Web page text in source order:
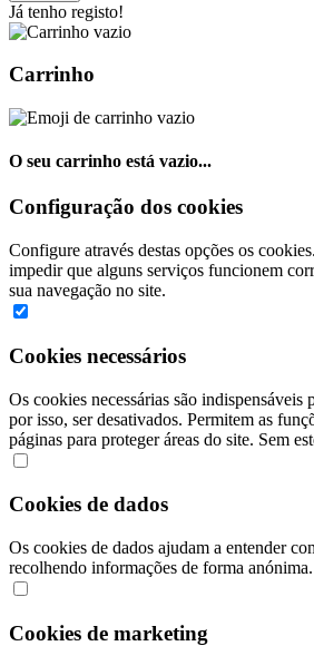
Já tenho registo!
Carrinho
O seu carrinho está vazio...
Configuração dos cookies
Configure através destas opções os
impedir que alguns serviços funcionem
sua navegação no site.
Cookies necessários
Os cookies necessárias são
por isso, ser desativados. Permitem as
páginas para proteger áreas do site. Sem
Cookies de dados
Os cookies de dados ajudam a entender
recolhendo informações de forma anónima.
Cookies de marketing